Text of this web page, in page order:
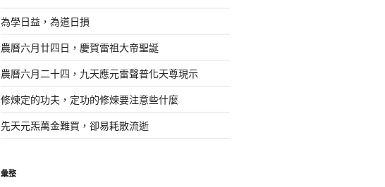
為學日益，為道日損
農曆六月廿四日，慶賀雷祖大帝聖誕
農曆六月二十四，九天應元雷聲普化天尊現示
修煉定的功夫，定功的修煉要注意些什麼
先天元炁萬金難買，卻易耗散流逝
彙整